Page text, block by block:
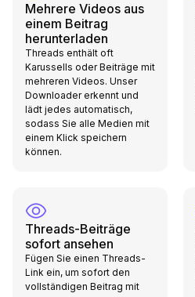
Mehrere Videos aus
einem Beitrag
herunterladen
Threads enthält oft
Karussells oder Beiträge mit
mehreren Videos. Unser
Downloader erkennt und
lädt jedes automatisch,
sodass Sie alle Medien mit
einem Klick speichern
können.
Threads-Beiträge
sofort ansehen
Fügen Sie einen Threads-
Link ein, um sofort den
vollständigen Beitrag mit